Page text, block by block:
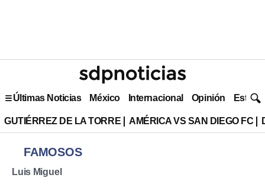
Últimas Noticias México Internacional Opinión Estilo
GUTIÉRREZ DE LA TORRE AMÉRICA VS SAN DIEGO FC
FAMOSOS
Luis Miguel